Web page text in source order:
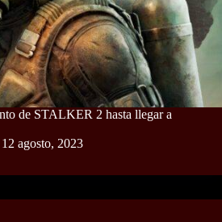
de STALKER 2 hasta llegar a
12 agosto, 2023